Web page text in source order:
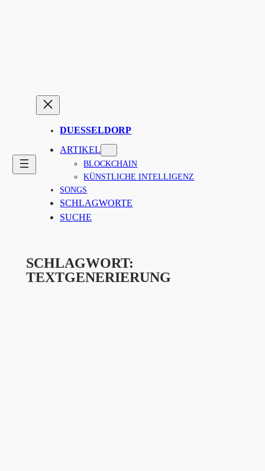
DUESSELDORP
ARTIKEL
BLOCKCHAIN
KÜNSTLICHE INTELLIGENZ
SONGS
SCHLAGWORTE
SUCHE
SCHLAGWORT:
TEXTGENERIERUNG